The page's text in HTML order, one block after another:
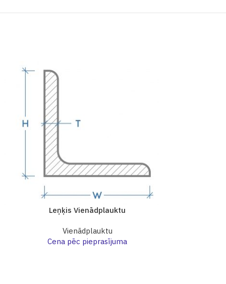
Leņķis Vienādplauktu
Vienādplauktu
Cena pēc pieprasījuma